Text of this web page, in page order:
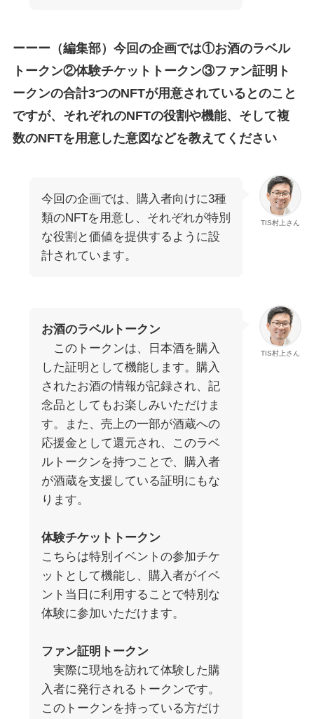
ーーー（編集部）今回の企画では①お酒のラベル
トークン②体験チケットトークン③ファン証明ト
ークンの合計3つのNFTが用意されているとのこと
ですが、それぞれのNFTの役割や機能、そして複
数のNFTを用意した意図などを教えてください
TIS村上さん
今回の企画では、購入者向けに3種
類のNFTを用意し、それぞれが特別
な役割と価値を提供するように設
計されています。
TIS村上さん
お酒のラベルトークン
このトークンは、日本酒を購入
した証明として機能します。購入
されたお酒の情報が記録され、記
念品としてもお楽しみいただけま
す。また、売上の一部が酒蔵への
応援金として還元され、このラベ
ルトークンを持つことで、購入者
が酒蔵を支援している証明にもな
ります。
体験チケットトークン
こちらは特別イベントの参加チケ
ットとして機能し、購入者がイベ
ント当日に利用することで特別な
体験に参加いただけます。
ファン証明トークン
実際に現地を訪れて体験した購
入者に発行されるトークンです。
このトークンを持っている方だけ